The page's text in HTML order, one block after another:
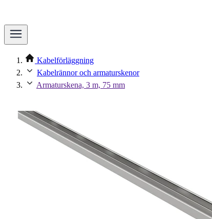
Kabelförläggning
Kabelrännor och armaturskenor
Armaturskena, 3 m, 75 mm